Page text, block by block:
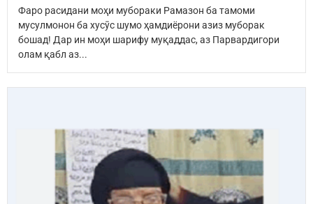
Фаро расидани моҳи мубораки Рамазон ба тамоми
мусулмонон ба хусӯс шумо ҳамдиёрони азиз муборак
бошад! Дар ин моҳи шарифу муқаддас, аз Парвардигори
олам қабл аз...